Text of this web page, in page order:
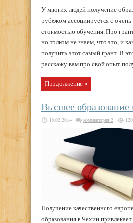
У многих людей получение
рубежом ассоциируется с очень
стоимостью обучения. Про
но толком не знаем, что это, и
получить этот самый грант. В
расскажу вам про свой опыт
Продолжение »
Высшее образование
10.02.2014 комментария 2
Получение качественного
образования в Чехии привлекает